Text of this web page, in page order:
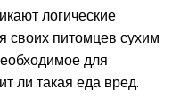
логические
своих питомцев сухим
для
ли такая еда вред.